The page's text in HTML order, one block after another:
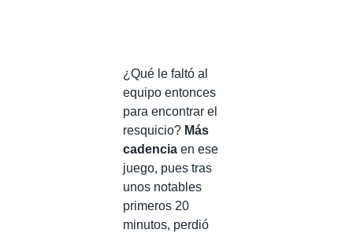
¿Qué le faltó al
equipo entonces
para encontrar el
resquicio? Más
cadencia en ese
juego, pues tras
unos notables
primeros 20
minutos, perdió